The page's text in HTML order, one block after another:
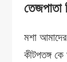
তেজপাতা
মশা
কীটপতঙ্গ